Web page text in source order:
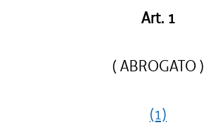
Art. 1
( ABROGATO )
(1)